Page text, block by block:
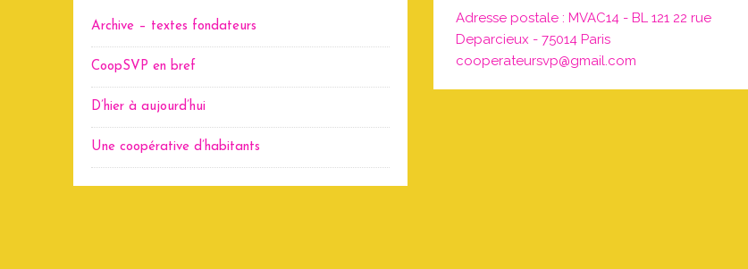
Archive – textes fondateurs
CoopSVP en bref
D’hier à aujourd’hui
Une coopérative d’habitants
Adresse postale : MVAC14 - BL 121 22 rue
Deparcieux - 75014 Paris
cooperateursvp@gmail.com